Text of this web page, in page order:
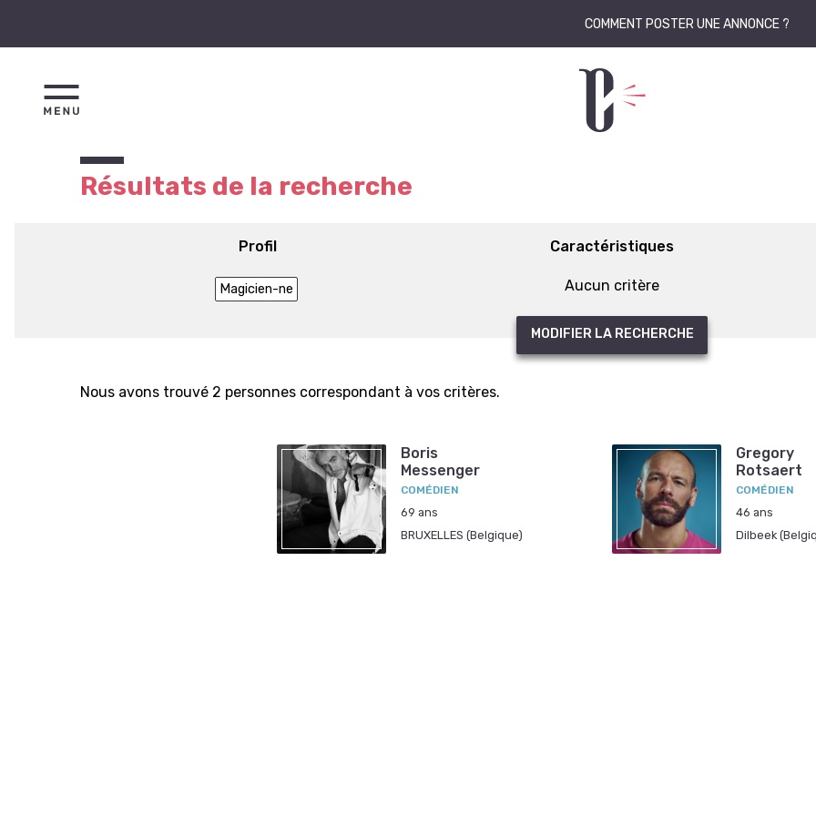
COMMENT POSTER UNE ANNONCE ?
Résultats de la recherche
Profil
Magicien-ne
Caractéristiques
Aucun critère
MODIFIER LA RECHERCHE
Nous avons trouvé 2 personnes correspondant à vos critères.
Boris
Messenger
COMÉDIEN
69 ans
BRUXELLES (Belgique)
Gregory
Rotsaert
COMÉDIEN
46 ans
Dilbeek